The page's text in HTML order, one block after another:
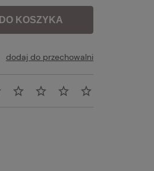
DO KOSZYKA
dodaj do przechowalni